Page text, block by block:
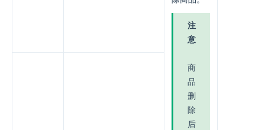
注
意
商
品
删
除
后